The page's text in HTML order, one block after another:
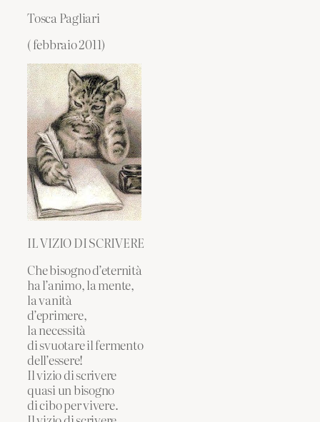
Tosca Pagliari
( febbraio 2011)
IL VIZIO DI SCRIVERE
Che bisogno d’eternità
ha l’animo, la mente,
la vanità
d’eprimere,
la necessità
di svuotare il fermento
dell’essere!
Il vizio di scrivere
quasi un bisogno
di cibo per vivere.